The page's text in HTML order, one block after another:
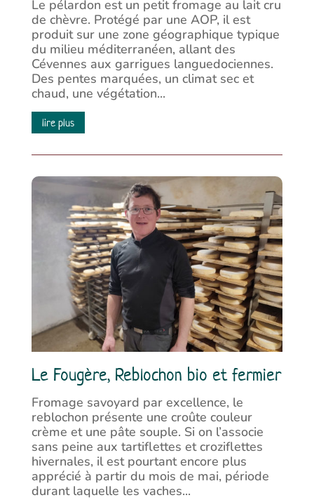
Le pélardon est un petit fromage au lait cru
de chèvre. Protégé par une AOP, il est
produit sur une zone géographique typique
du milieu méditerranéen, allant des
Cévennes aux garrigues languedociennes.
Des pentes marquées, un climat sec et
chaud, une végétation...
lire plus
Le Fougère, Reblochon bio et fermier
Fromage savoyard par excellence, le
reblochon présente une croûte couleur
crème et une pâte souple. Si on l’associe
sans peine aux tartiflettes et croziflettes
hivernales, il est pourtant encore plus
apprécié à partir du mois de mai, période
durant laquelle les vaches...